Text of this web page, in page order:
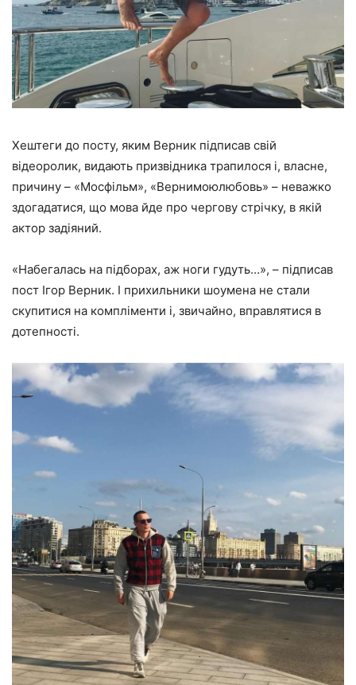
Хештеги до посту, яким Верник підписав свій
відеоролик, видають призвідника трапилося і, власне,
причину – «Мосфільм», «Вернимоюлюбовь» – неважко
здогадатися, що мова йде про чергову стрічку, в якій
актор задіяний.
«Набегалась на підборах, аж ноги гудуть…», – підписав
пост Ігор Верник. І прихильники шоумена не стали
скупитися на компліменти і, звичайно, вправлятися в
дотепності.